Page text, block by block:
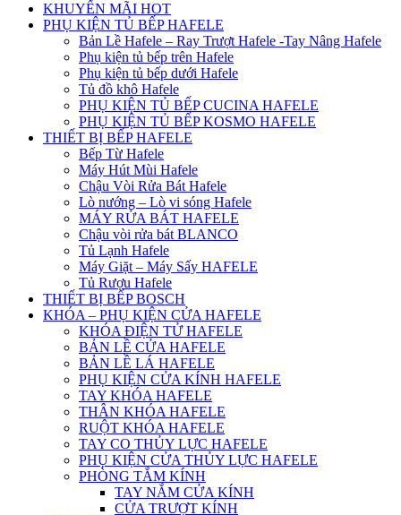
KHUYẾN MÃI HOT
PHỤ KIỆN TỦ BẾP HAFELE
Bản Lề Hafele – Ray Trượt Hafele -Tay Nâng Hafele
Phụ kiện tủ bếp trên Hafele
Phụ kiện tủ bếp dưới Hafele
Tủ đồ khô Hafele
PHỤ KIỆN TỦ BẾP CUCINA HAFELE
PHỤ KIỆN TỦ BẾP KOSMO HAFELE
THIẾT BỊ BẾP HAFELE
Bếp Từ Hafele
Máy Hút Mùi Hafele
Chậu Vòi Rửa Bát Hafele
Lò nướng – Lò vi sóng Hafele
MÁY RỬA BÁT HAFELE
Chậu vòi rửa bát BLANCO
Tủ Lạnh Hafele
Máy Giặt – Máy Sấy HAFELE
Tủ Rượu Hafele
THIẾT BỊ BẾP BOSCH
KHÓA – PHỤ KIỆN CỬA HAFELE
KHÓA ĐIỆN TỬ HAFELE
BẢN LỀ CỬA HAFELE
BẢN LỀ LÁ HAFELE
PHỤ KIỆN CỬA KÍNH HAFELE
TAY KHÓA HAFELE
THÂN KHÓA HAFELE
RUỘT KHÓA HAFELE
TAY CO THỦY LỰC HAFELE
PHỤ KIỆN CỬA THỦY LỰC HAFELE
PHÒNG TẮM KÍNH
TAY NẮM CỬA KÍNH
CỬA TRƯỢT KÍNH